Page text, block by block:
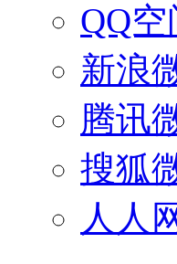
QQ空
新浪
腾讯
搜狐
人人